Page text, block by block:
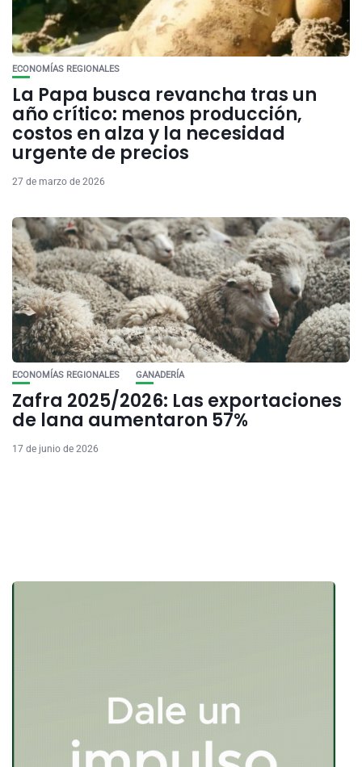
ECONOMÍAS REGIONALES
La Papa busca revancha tras un
año crítico: menos producción,
costos en alza y la necesidad
urgente de precios
27 de marzo de 2026
ECONOMÍAS REGIONALES GANADERÍA
Zafra 2025/2026: Las exportaciones
de lana aumentaron 57%
17 de junio de 2026